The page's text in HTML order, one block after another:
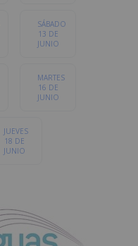
SÁBADO
13 DE
JUNIO
MARTES
16 DE
JUNIO
JUEVES
18 DE
JUNIO